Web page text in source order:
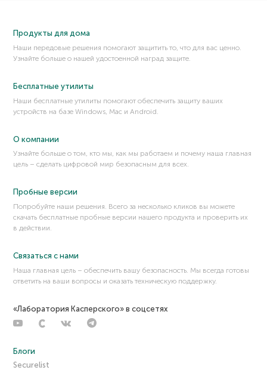
Кликджекинг
Кликджекинг (Clickjacking)
Компилятор
Компрометация корпоративной почты (BEC-атака)
Контроллер домена (Domain Controller)
Контроль учетных записей пользователя (UAC)
Кража личности
Криптовалюта
Криптовалютный кошелек (сервис)
Криптографический ключ (ключ шифрования)
Криптография
Криптоджекинг
Кряк, хак, таблетка, лекарство
Кэш
Продукты для дома
Наши передовые решения помогают защитить то, что для вас ценно.
Узнайте больше о нашей удостоенной наград защите.
Бесплатные утилиты
Наши бесплатные утилиты помогают обеспечить защиту ваших
устройств на базе Windows, Mac и Android.
О компании
Узнайте больше о том, кто мы, как мы работаем и почему наша главная
цель – сделать цифровой мир безопасным для всех.
Пробные версии
Попробуйте наши решения. Всего за несколько кликов вы можете
скачать бесплатные пробные версии нашего продукта и проверить их
в действии.
Связаться с нами
Наша главная цель – обеспечить вашу безопасность. Мы всегда готовы
ответить на ваши вопросы и оказать техническую поддержку.
«Лаборатория Касперского» в соцсетях
Блоги
Securelist